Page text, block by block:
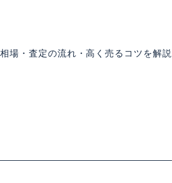
場・査定の流れ・高く売るコツを解説